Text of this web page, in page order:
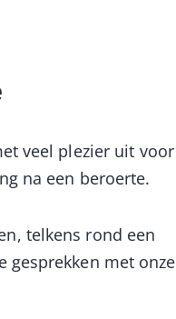
veel plezier uit voor
na een beroerte.
telkens rond een
met onze